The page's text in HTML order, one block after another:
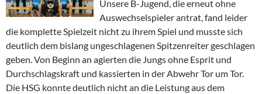
Unsere B-Jugend, die erneut ohne
Auswechselspieler antrat, fand leider
die komplette Spielzeit nicht zu ihrem Spiel und musste sich
deutlich dem bislang ungeschlagenen Spitzenreiter geschlagen
geben. Von Beginn an agierten die Jungs ohne Esprit und
Durchschlagskraft und kassierten in der Abwehr Tor um Tor.
Die HSG konnte deutlich nicht an die Leistung aus dem